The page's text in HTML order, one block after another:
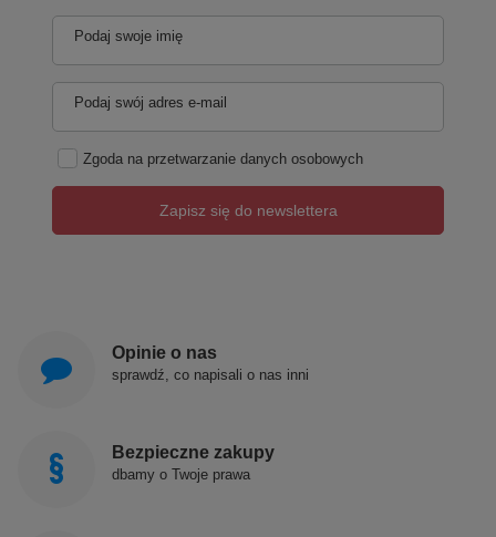
Podaj swoje imię
Podaj swój adres e-mail
Zgoda na przetwarzanie danych osobowych
Zapisz się do newslettera
Opinie o nas
sprawdź, co napisali o nas inni
Bezpieczne zakupy
dbamy o Twoje prawa